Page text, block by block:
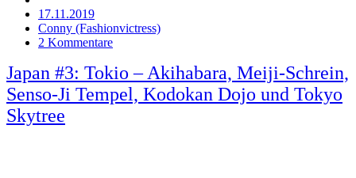
17.11.2019
Conny (Fashionvictress)
2 Kommentare
Japan #3: Tokio – Akihabara, Meiji-Schrein,
Senso-Ji Tempel, Kodokan Dojo und Tokyo
Skytree